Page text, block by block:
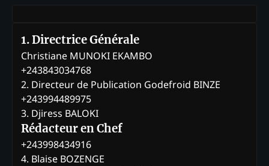
1. Directrice Générale
Christiane MUNOKI EKAMBO
+243843034768
2. Directeur de Publication Godefroid BINZE
+243994489975
3. Djiress BALOKI
Rédacteur en Chef
+243998434916
4. Blaise BOZENGE